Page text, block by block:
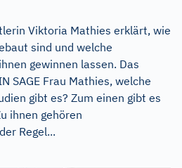
Viktoria Mathies erklärt, wie
sind und welche
gewinnen lassen. Das
SAGE Frau Mathies, welche
gibt es? Zum einen gibt es
ihnen gehören
Regel...